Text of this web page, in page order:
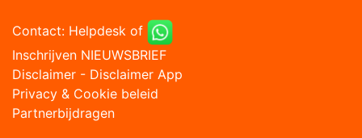
Contact: Helpdesk of
Inschrijven NIEUWSBRIEF
Disclaimer - Disclaimer App
Privacy & Cookie beleid
Partnerbijdragen